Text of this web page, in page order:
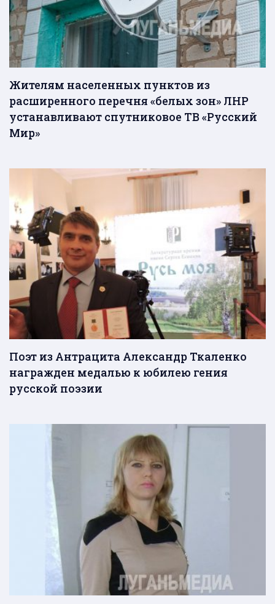
Жителям населенных пунктов из
расширенного перечня «белых зон» ЛНР
устанавливают спутниковое ТВ «Русский
Мир»
Поэт из Антрацита Александр Ткаленко
награжден медалью к юбилею гения
русской поэзии